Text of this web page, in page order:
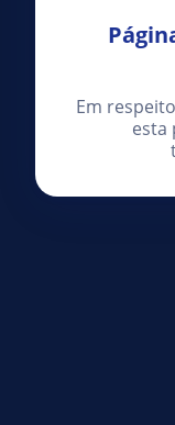
Em
esta